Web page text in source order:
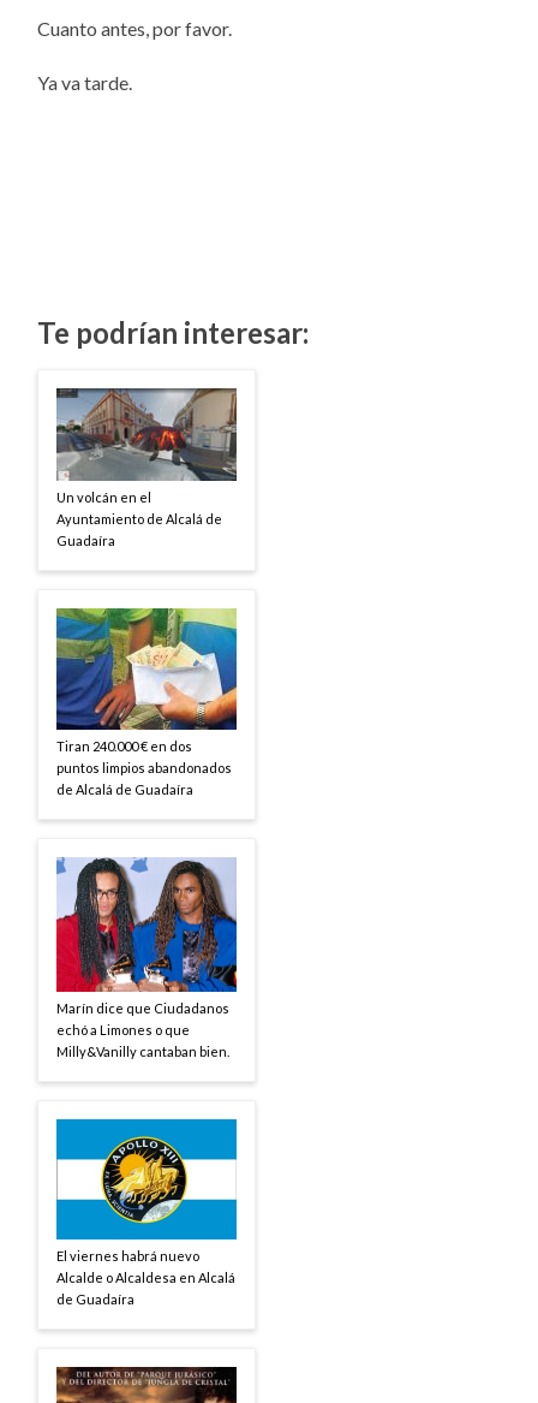
Cuanto antes, por favor.
Ya va tarde.
Te podrían interesar:
Un volcán en el
Ayuntamiento de Alcalá de
Guadaíra
Tiran 240.000 € en dos
puntos limpios abandonados
de Alcalá de Guadaíra
Marín dice que Ciudadanos
echó a Limones o que
Milly&Vanilly cantaban bien.
El viernes habrá nuevo
Alcalde o Alcaldesa en Alcalá
de Guadaíra